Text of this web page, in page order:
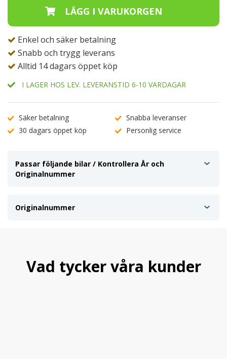
Enkel och säker betalning
Snabb och trygg leverans
Alltid 14 dagars öppet köp
I LAGER HOS LEV. LEVERANSTID 6-10 VARDAGAR
Säker betalning
Snabba leveranser
30 dagars öppet köp
Personlig service
Passar följande bilar / Kontrollera År och
Originalnummer
Originalnummer
Vad tycker våra kunder